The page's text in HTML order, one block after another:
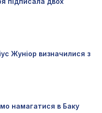
Жуніор визначилися з
намагатися в Баку